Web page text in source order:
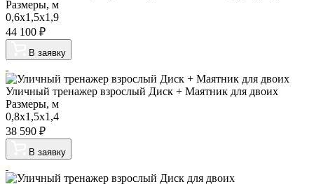
Размеры, м
0,6х1,5х1,9
44 100 ₽
В заявку
Уличный тренажер взрослый Диск + Маятник для двоих
Размеры, м
0,8х1,5х1,4
38 590 ₽
В заявку